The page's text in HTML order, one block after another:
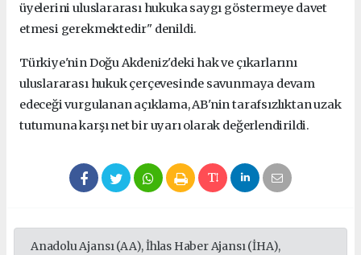
üyelerini uluslararası hukuka saygı göstermeye davet
etmesi gerekmektedir" denildi.
Türkiye'nin Doğu Akdeniz'deki hak ve çıkarlarını
uluslararası hukuk çerçevesinde savunmaya devam
edeceği vurgulanan açıklama, AB'nin tarafsızlıktan uzak
tutumuna karşı net bir uyarı olarak değerlendirildi.
Anadolu Ajansı (AA), İhlas Haber Ajansı (İHA),